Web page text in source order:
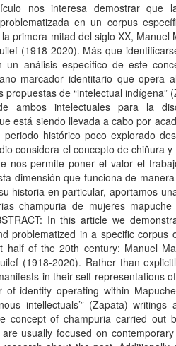
nos interesa demostrar que
en un corpus
primera mitad del siglo XX,
(1918-2020). Más que
un análisis específico de este
marcador identitario que opera
propuestas de “intelectual
ambos intelectuales para la
está siendo llevada a cabo por
histórico poco explorado
considera el concepto de chiñura
nos permite poner el valor el
dimensión que funciona de
historia en particular, aportamos
champuria de mujeres
In this article we
problematized in a specific corpus
half of the 20th century: Manuel
(1918-2020). Rather than
in their self-representations
of identity operating within
intellectuals’” (Zapata)
concept of champuria carried out
usually focused on